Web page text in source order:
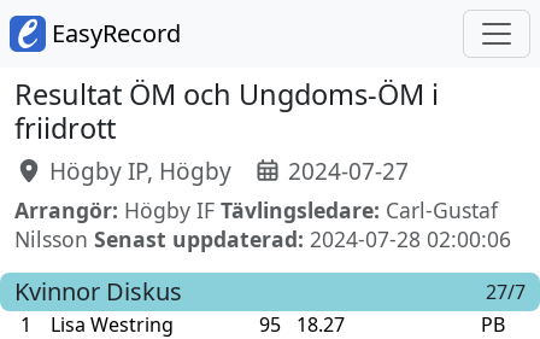
EasyRecord
Resultat ÖM och Ungdoms-ÖM i
friidrott
Högby IP, Högby 2024-07-27
Arrangör: Högby IF Tävlingsledare: Carl-Gustaf
Nilsson Senast uppdaterad: 2024-07-28 02:00:06
Kvinnor Diskus
27/7
1
Lisa Westring 95 18.27 PB